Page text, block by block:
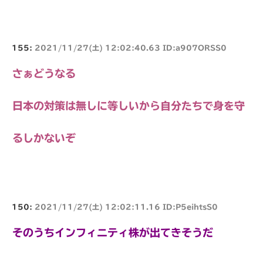
155: 2021/11/27(土) 12:02:40.63 ID:a907ORSS0
さぁどうなる
日本の対策は無しに等しいから自分たちで身を守
るしかないぞ
150: 2021/11/27(土) 12:02:11.16 ID:P5eihtsS0
そのうちインフィニティ株が出てきそうだ